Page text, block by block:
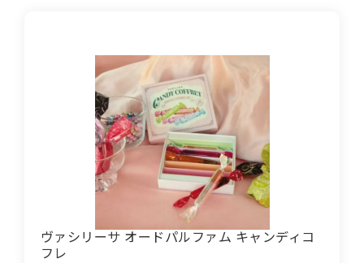
ヴァシリーサ オードパルファム キャンディコ
フレ